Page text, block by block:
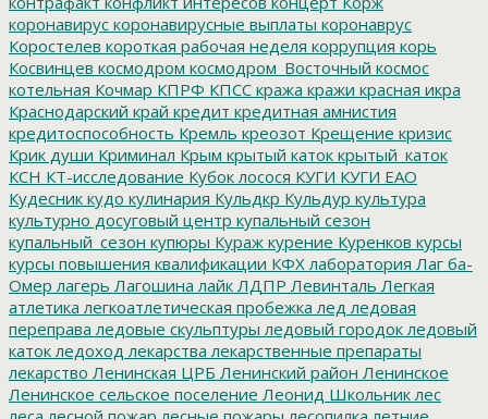
коронавирус коронавирусные выплаты коронаврус
Коростелев короткая рабочая неделя коррупция корь
Косвинцев космодром космодром_Восточный космос
котельная Кочмар КПРФ КПСС кража кражи красная икра
Краснодарский край кредит кредитная амнистия
кредитоспособность Кремль креозот Крещение кризис
Крик души Криминал Крым крытый каток крытый_каток
КСН КТ-исследование Кубок лосося КУГИ КУГИ ЕАО
Кудесник кудо кулинария Кульдкр Кульдур культура
культурно досуговый центр купальный сезон
купальный_сезон купюры Кураж курение Куренков курсы
курсы повышения квалификации КФХ лаборатория Лаг ба-
Омер лагерь Лагошина лайк ЛДПР Левинталь Легкая
атлетика легкоатлетическая пробежка лед ледовая
переправа ледовые скульптуры ледовый городок ледовый
каток ледоход лекарства лекарственные препараты
лекарство Ленинская ЦРБ Ленинский район Ленинское
Ленинское сельское поселение Леонид Школьник лес